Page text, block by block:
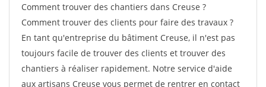
Comment trouver des chantiers dans Creuse ?
Comment trouver des clients pour faire des travaux ?
En tant qu'entreprise du bâtiment Creuse, il n'est pas
toujours facile de trouver des clients et trouver des
chantiers à réaliser rapidement. Notre service d'aide
aux artisans Creuse vous permet de rentrer en contact